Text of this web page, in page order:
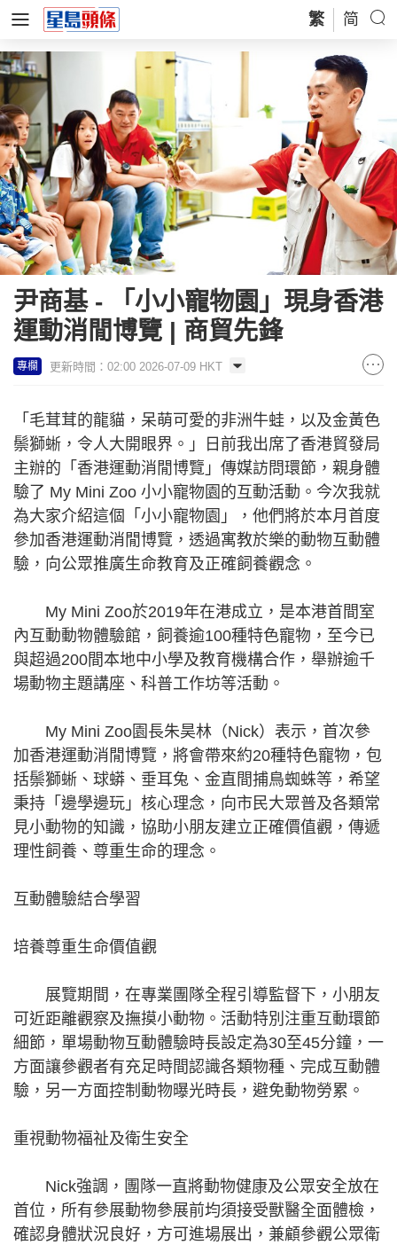
繁 简
尹商基 - 「小小寵物園」現身香港
運動消閒博覽 | 商貿先鋒
專欄 更新時間：02:00 2026-07-09 HKT
「毛茸茸的龍貓，呆萌可愛的非洲牛蛙，以及金黃色
鬃獅蜥，令人大開眼界。」日前我出席了香港貿發局
主辦的「香港運動消閒博覽」傳媒訪問環節，親身體
驗了 My Mini Zoo 小小寵物園的互動活動。今次我就
為大家介紹這個「小小寵物園」，他們將於本月首度
參加香港運動消閒博覽，透過寓教於樂的動物互動體
驗，向公眾推廣生命教育及正確飼養觀念。
My Mini Zoo於2019年在港成立，是本港首間室
內互動動物體驗館，飼養逾100種特色寵物，至今已
與超過200間本地中小學及教育機構合作，舉辦逾千
場動物主題講座、科普工作坊等活動。
My Mini Zoo園長朱昊林（Nick）表示，首次參
加香港運動消閒博覽，將會帶來約20種特色寵物，包
括鬃獅蜥、球蟒、垂耳兔、金直間捕鳥蜘蛛等，希望
秉持「邊學邊玩」核心理念，向市民大眾普及各類常
見小動物的知識，協助小朋友建立正確價值觀，傳遞
理性飼養、尊重生命的理念。
互動體驗結合學習
培養尊重生命價值觀
展覽期間，在專業團隊全程引導監督下，小朋友
可近距離觀察及撫摸小動物。活動特別注重互動環節
細節，單場動物互動體驗時長設定為30至45分鐘，一
方面讓參觀者有充足時間認識各類物種、完成互動體
驗，另一方面控制動物曝光時長，避免動物勞累。
重視動物福祉及衛生安全
Nick強調，團隊一直將動物健康及公眾安全放在
首位，所有參展動物參展前均須接受獸醫全面體檢，
確認身體狀況良好，方可進場展出，兼顧參觀公眾衛